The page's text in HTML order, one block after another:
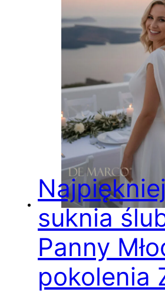
suknia
Panny
pokolenia